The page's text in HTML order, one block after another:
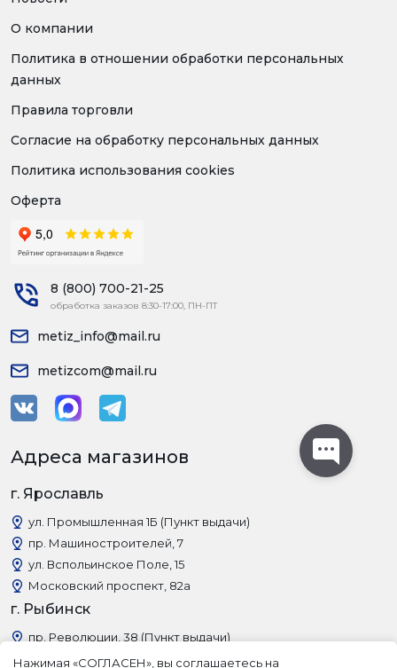
О компании
Политика в отношении обработки персональных
данных
Правила торговли
Согласие на обработку персональных данных
Политика использования cookies
Оферта
8 (800) 700-21-25
обработка заказов 8:30-17:00, ПН-ПТ
metiz_info@mail.ru
metizcom@mail.ru
Адреса магазинов
г. Ярославль
ул. Промышленная 1Б (Пункт выдачи)
пр. Машиностроителей, 7
ул. Вспольинское Поле, 15
Московский проспект, 82а
г. Рыбинск
пр. Революции, 38 (Пункт выдачи)
Нажимая «СОГЛАСЕН», вы соглашаетесь на